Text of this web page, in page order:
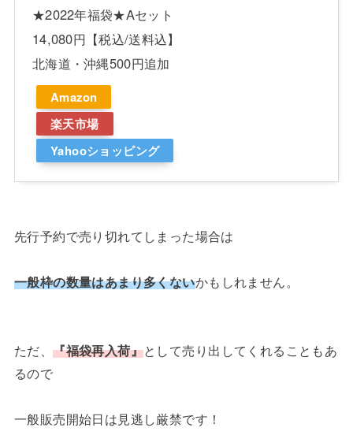
★2022年福袋★Aセット
14,080円【税込/送料込】
北海道・沖縄500円追加
Amazon
楽天市場
Yahooショッピング
先行予約で売り切れてしまった場合は
一般枠の数量はあまり多くないかもしれません。
ただ、『福袋再入荷』として売り出してくれることもあ
るので
一般販売開始日は見逃し厳禁です！